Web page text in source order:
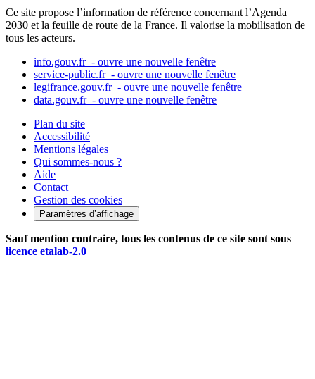
Ce site propose l’information de référence concernant l’Agenda
2030 et la feuille de route de la France. Il valorise la mobilisation de
tous les acteurs.
info.gouv.fr - ouvre une nouvelle fenêtre
service-public.fr - ouvre une nouvelle fenêtre
legifrance.gouv.fr - ouvre une nouvelle fenêtre
data.gouv.fr - ouvre une nouvelle fenêtre
Plan du site
Accessibilité
Mentions légales
Qui sommes-nous ?
Aide
Contact
Gestion des cookies
Paramètres d’affichage
Sauf mention contraire, tous les contenus de ce site sont sous
licence etalab-2.0